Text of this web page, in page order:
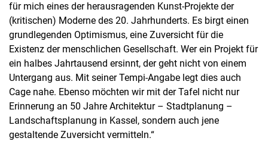
für mich eines der herausragenden Kunst-Projekte der
(kritischen) Moderne des 20. Jahrhunderts. Es birgt einen
grundlegenden Optimismus, eine Zuversicht für die
Existenz der menschlichen Gesellschaft. Wer ein Projekt für
ein halbes Jahrtausend ersinnt, der geht nicht von einem
Untergang aus. Mit seiner Tempi-Angabe legt dies auch
Cage nahe. Ebenso möchten wir mit der Tafel nicht nur
Erinnerung an 50 Jahre Architektur – Stadtplanung –
Landschaftsplanung in Kassel, sondern auch jene
gestaltende Zuversicht vermitteln.“